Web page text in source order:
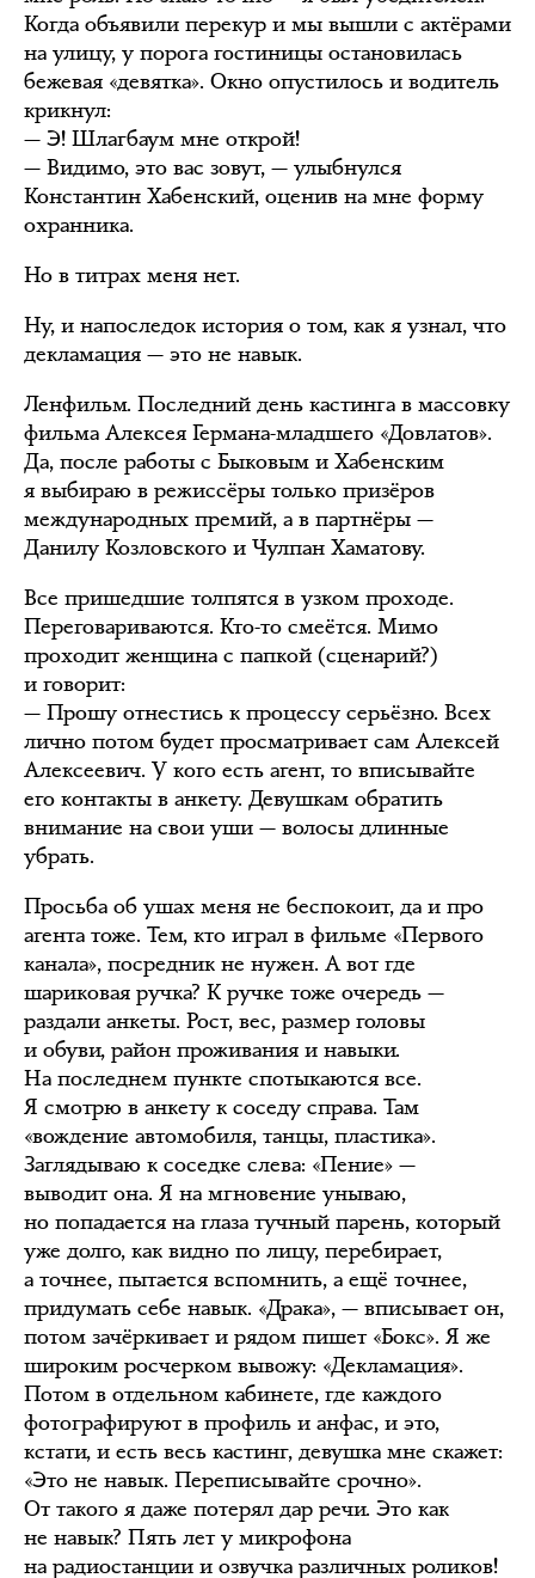
Когда объявили перекур и мы вышли с актёрами
на улицу, у порога гостиницы остановилась
бежевая «девятка». Окно опустилось и водитель
крикнул:
— Э! Шлагбаум мне открой!
— Видимо, это вас зовут, — улыбнулся
Константин Хабенский, оценив на мне форму
охранника.
Но в титрах меня нет.
Ну, и напоследок история о том, как я узнал, что
декламация — это не навык.
Ленфильм. Последний день кастинга в массовку
фильма Алексея Германа-младшего «Довлатов».
Да, после работы с Быковым и Хабенским
я выбираю в режиссёры только призёров
международных премий, а в партнёры —
Данилу Козловского и Чулпан Хаматову.
Все пришедшие толпятся в узком проходе.
Переговариваются. Кто-то смеётся. Мимо
проходит женщина с папкой (сценарий?)
и говорит:
— Прошу отнестись к процессу серьёзно. Всех
лично потом будет просматривает сам Алексей
Алексеевич. У кого есть агент, то вписывайте
его контакты в анкету. Девушкам обратить
внимание на свои уши — волосы длинные
убрать.
Просьба об ушах меня не беспокоит, да и про
агента тоже. Тем, кто играл в фильме «Первого
канала», посредник не нужен. А вот где
шариковая ручка? К ручке тоже очередь —
раздали анкеты. Рост, вес, размер головы
и обуви, район проживания и навыки.
На последнем пункте спотыкаются все.
Я смотрю в анкету к соседу справа. Там
«вождение автомобиля, танцы, пластика».
Заглядываю к соседке слева: «Пение» —
выводит она. Я на мгновение унываю,
но попадается на глаза тучный парень, который
уже долго, как видно по лицу, перебирает,
а точнее, пытается вспомнить, а ещё точнее,
придумать себе навык. «Драка», — вписывает он,
потом зачёркивает и рядом пишет «Бокс». Я же
широким росчерком вывожу: «Декламация».
Потом в отдельном кабинете, где каждого
фотографируют в профиль и анфас, и это,
кстати, и есть весь кастинг, девушка мне скажет:
«Это не навык. Переписывайте срочно».
От такого я даже потерял дар речи. Это как
не навык? Пять лет у микрофона
на радиостанции и озвучка различных роликов!